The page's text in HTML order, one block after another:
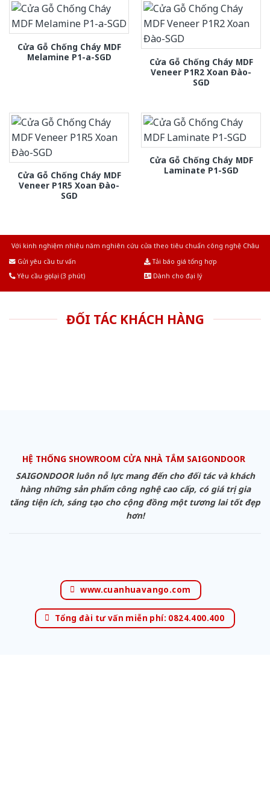
Cửa Gỗ Chống Cháy MDF
Melamine P1-a-SGD
Cửa Gỗ Chống Cháy MDF
Veneer P1R2 Xoan Đào-
SGD
Cửa Gỗ Chống Cháy MDF
Veneer P1R5 Xoan Đào-
SGD
Cửa Gỗ Chống Cháy MDF
Laminate P1-SGD
Với kinh nghiệm nhiêu năm nghiên cứu cửa theo tiêu chuẩn công nghệ Châu
Gửi yêu cầu tư vấn
Tải báo giá tổng hợp
Yêu cầu gọi lại (3 phút)
Dành cho đại lý
ĐỐI TÁC KHÁCH HÀNG
HỆ THỐNG SHOWROOM CỬA NHÀ TẮM SAIGONDOOR
SAIGONDOOR luôn nỗ lực mang đến cho đối tác và khách
hàng những sản phẩm công nghệ cao cấp, có giá trị gia
tăng tiện ích, sáng tạo cho cộng đồng một tương lai tốt đẹp
hơn!
www.cuanhuavango.com
Tổng đài tư vấn miễn phí: 0824.400.400